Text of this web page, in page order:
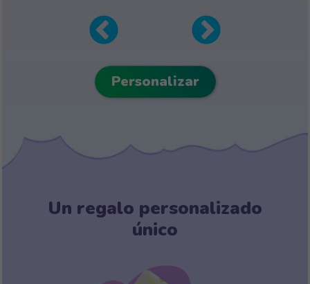
Personalizar
Un regalo personalizado
único